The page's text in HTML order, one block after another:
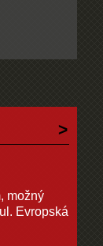
možný
Evropská